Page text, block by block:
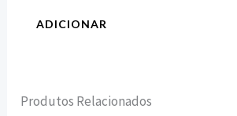
ADICIONAR
Produtos Relacionados